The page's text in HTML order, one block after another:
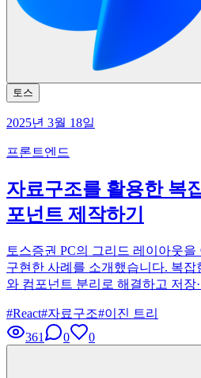
토스
2025년 3월 18일
프론트엔드
자료구조를 활용한 복
포넌트 제작하기
토스증권 PC의 그리드 레이아웃
구현한 사례를 소개했습니다. 복
와 컴포넌트 분리로 해결하고 저장
#React#자료구조#이진 트리
361
0 0